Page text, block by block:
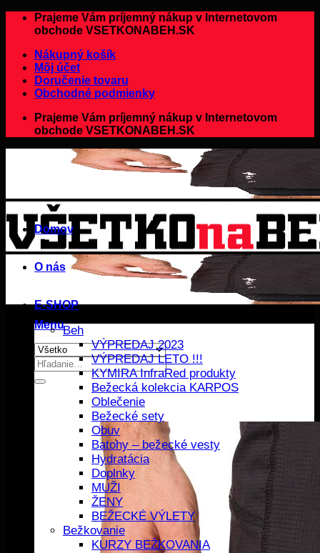
PreskočiťPrajeme Vám príjemný nákup v Internetovom
obchode VSETKONABEH.SK
Nákupný košík
Môj účet
Doručenie tovaru
Obchodné podmienky
Prajeme Vám príjemný nákup v Internetovom
obchode VSETKONABEH.SK
Menu
Hľadať:
Domov
O nás
E-SHOP
Beh
VÝPREDAJ 2023
VÝPREDAJ LETO !!!
KYMIRA InfraRed produkty
Bežecká kolekcia KARPOS
Oblečenie
Bežecké sety
Obuv
Batohy – bežecké vesty
Hydratácia
Doplnky
MUŽI
ŽENY
BEŽECKÉ VÝLETY
Bežkovanie
KURZY BEŽKOVANIA